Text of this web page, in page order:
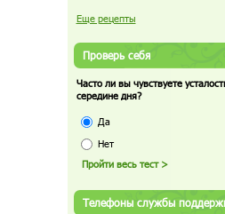
Еще рецепты
Проверь себя
Часто ли вы чувствуете
середине дня?
Да
Нет
Телефоны службы